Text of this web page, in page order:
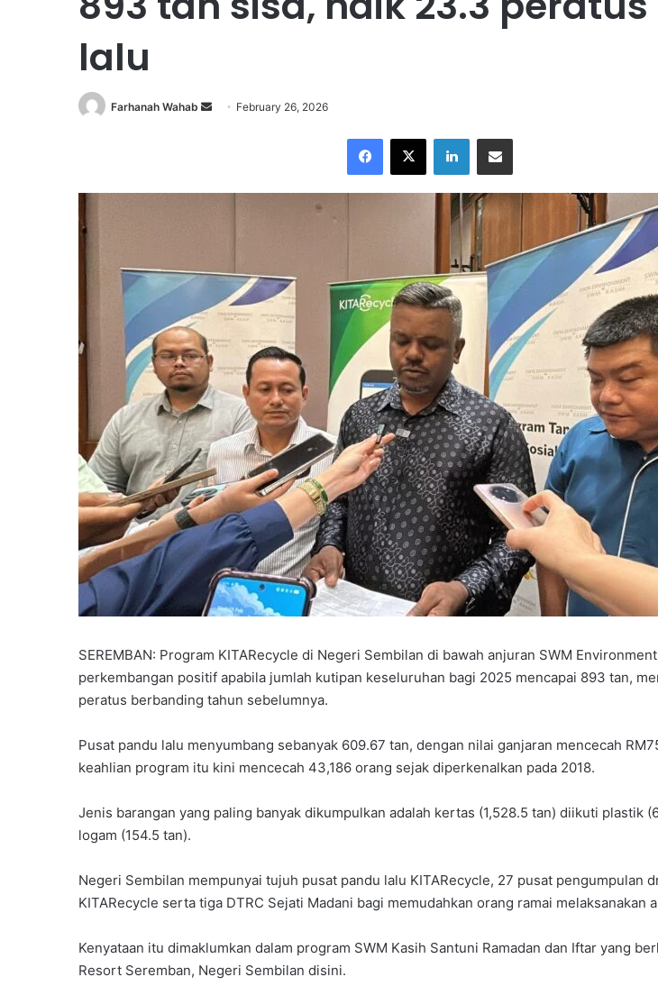
lalu
Farhanah Wahab
a
a
February 26, 2026
SEREMBAN: Program KITARecycle di Negeri Sembilan di bawah anjuran SWM
perkembangan positif apabila jumlah kutipan keseluruhan bagi 2025 mencapai 893 tan,
peratus berbanding tahun sebelumnya.
Pusat pandu lalu menyumbang sebanyak 609.67 tan, dengan nilai ganjaran mencecah
keahlian program itu kini mencecah 43,186 orang sejak diperkenalkan pada 2018.
Jenis barangan yang paling banyak dikumpulkan adalah kertas (1,528.5 tan) diikuti plastik
logam (154.5 tan).
Negeri Sembilan mempunyai tujuh pusat pandu lalu KITARecycle, 27 pusat pengumpulan
KITARecycle serta tiga DTRC Sejati Madani bagi memudahkan orang ramai melaksanakan
Kenyataan itu dimaklumkan dalam program SWM Kasih Santuni Ramadan dan Iftar yang
Resort Seremban, Negeri Sembilan disini.